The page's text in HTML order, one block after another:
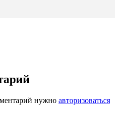
нужно авторизоваться